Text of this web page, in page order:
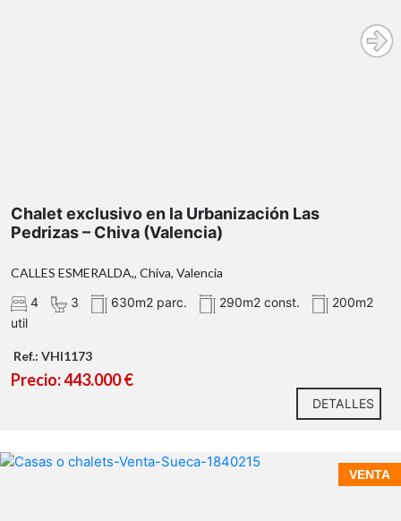
parcela de 630 metros cuadrados
cuadrados construidos
principal
comedor
sala de
cocina
Chalet exclusivo en la Urbanización Las
Pedrizas – Chiva (Valencia)
CALLES ESMERALDA,, Chiva, Valencia
4
3 630m2 parc. 290m2 const.
200m2
util
Ref.: VHI1173
Precio: 443.000 €
DETALLES
VENTA